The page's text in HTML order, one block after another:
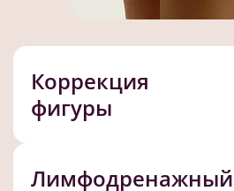
Коррекция
фигуры
Лимфодренажный